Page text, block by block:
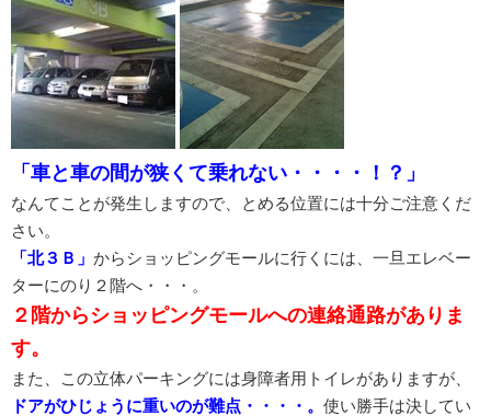
「車と車の間が狭くて乗れない・・・・！？」
なんてことが発生しますので、とめる位置には十分ご注意くだ
さい。
「北３Ｂ」 からショッピングモールに行くには、一旦エレベー
ターにのり２階へ・・・。
２階からショッピングモールへの連絡通路がありま
す。
また、この立体パーキングには身障者用トイレがありますが、
ドアがひじょうに重いのが難点・・・・。 使い勝手は決してい